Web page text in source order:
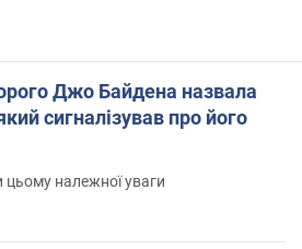
Джо Байдена назвала
сигналізував про його
цьому належної уваги